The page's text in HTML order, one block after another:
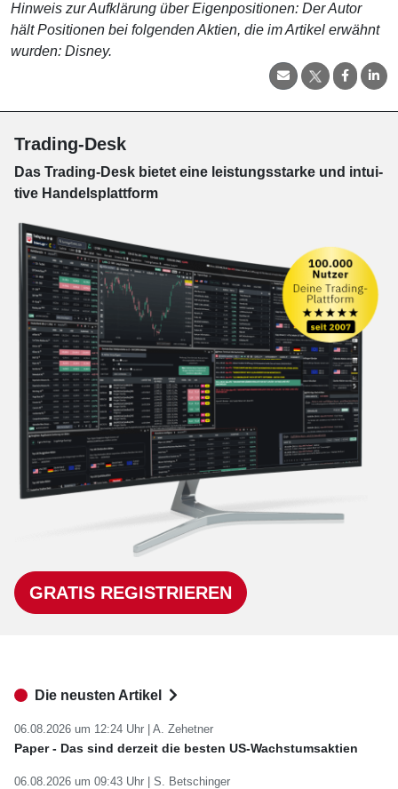
Hinweis zur Aufklärung über Eigenpositionen: Der Autor
hält Positionen bei folgenden Aktien, die im Artikel erwähnt
wurden: Disney.
Trading-Desk
Das Trading-Desk bie­tet eine leis­tungs­star­ke und in­tui­
tive Han­dels­platt­form
GRATIS REGISTRIEREN
Die neusten Artikel
06.08.2026 um 12:24 Uhr | A. Zehetner
Paper - Das sind derzeit die besten US-Wachstumsaktien
06.08.2026 um 09:43 Uhr | S. Betschinger